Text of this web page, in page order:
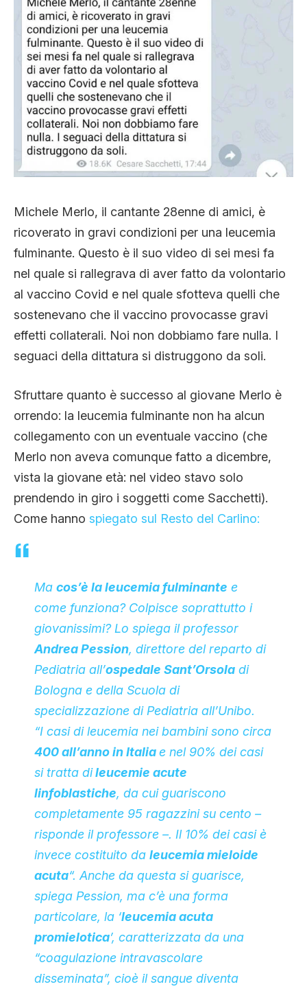
Michele Merlo, il cantante 28enne di amici, è
ricoverato in gravi condizioni per una leucemia
fulminante. Questo è il suo video di sei mesi fa
nel quale si rallegrava di aver fatto da volontario
al vaccino Covid e nel quale sfotteva quelli che
sostenevano che il vaccino provocasse gravi
effetti collaterali. Noi non dobbiamo fare nulla. I
seguaci della dittatura si distruggono da soli.
Sfruttare quanto è successo al giovane Merlo è
orrendo: la leucemia fulminante non ha alcun
collegamento con un eventuale vaccino (che
Merlo non aveva comunque fatto a dicembre,
vista la giovane età: nel video stavo solo
prendendo in giro i soggetti come Sacchetti).
Come hanno spiegato sul Resto del Carlino:
Ma cos’è la leucemia fulminante e
come funziona? Colpisce soprattutto i
giovanissimi? Lo spiega il professor
Andrea Pession, direttore del reparto di
Pediatria all’ospedale Sant’Orsola di
Bologna e della Scuola di
specializzazione di Pediatria all’Unibo.
“I casi di leucemia nei bambini sono circa
400 all’anno in Italiae nel 90% dei casi
si tratta dileucemie acute
linfoblastiche, da cui guariscono
completamente 95 ragazzini su cento –
risponde il professore –. Il 10% dei casi è
invece costituito da leucemia mieloide
acuta“. Anche da questa si guarisce,
spiega Pession, ma c’è una forma
particolare, la ‘leucemia acuta
promielotica’, caratterizzata da una
“coagulazione intravascolare
disseminata”, cioè il sangue diventa